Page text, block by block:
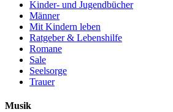
Kinder- und Jugendbücher
Männer
Mit Kindern leben
Ratgeber & Lebenshilfe
Romane
Sale
Seelsorge
Trauer
Musik